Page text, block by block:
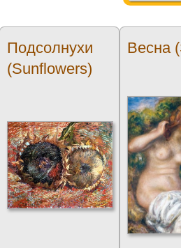
Подсолнухи
(Sunflowers)
Весна